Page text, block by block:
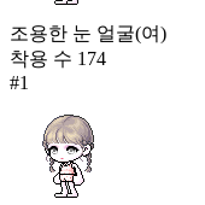
조용한 눈 얼굴(여)
착용 수 174
#1